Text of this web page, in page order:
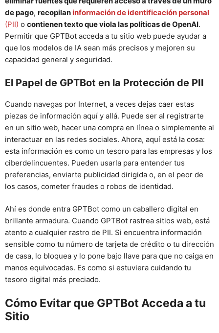
de pago, recopilan información de identificación personal
(PII) o contienen texto que viola las políticas de OpenAI.
Permitir que GPTBot acceda a tu sitio web puede ayudar a
que los modelos de IA sean más precisos y mejoren su
capacidad general y seguridad.
El Papel de GPTBot en la Protección de PII
Cuando navegas por Internet, a veces dejas caer estas
piezas de información aquí y allá. Puede ser al registrarte
en un sitio web, hacer una compra en línea o simplemente al
interactuar en las redes sociales. Ahora, aquí está la cosa:
esta información es como un tesoro para las empresas y los
ciberdelincuentes. Pueden usarla para entender tus
preferencias, enviarte publicidad dirigida o, en el peor de
los casos, cometer fraudes o robos de identidad.
Ahí es donde entra GPTBot como un caballero digital en
brillante armadura. Cuando GPTBot rastrea sitios web, está
atento a cualquier rastro de PII. Si encuentra información
sensible como tu número de tarjeta de crédito o tu dirección
de casa, lo bloquea y lo pone bajo llave para que no caiga en
manos equivocadas. Es como si estuviera cuidando tu
tesoro digital más preciado.
Cómo Evitar que GPTBot Acceda a tu
Sitio